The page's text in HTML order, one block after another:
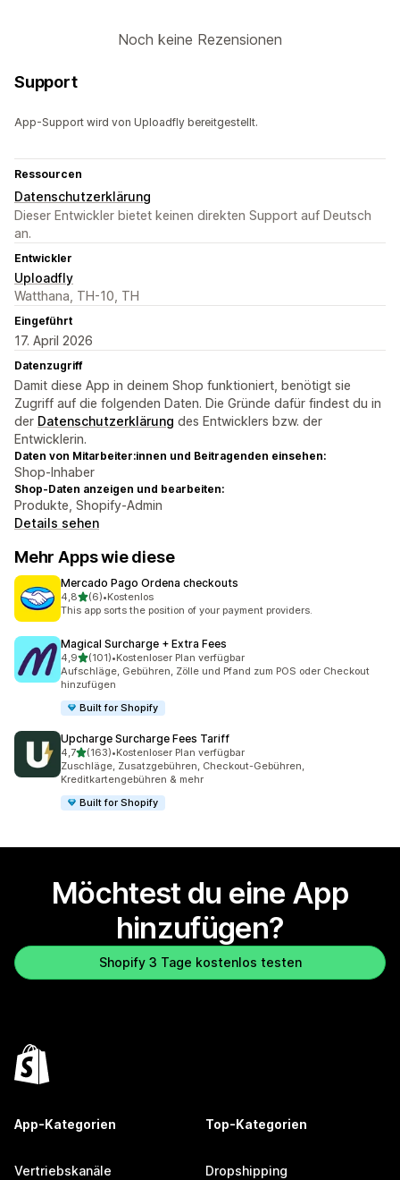
Noch keine Rezensionen
Support
App-Support wird von Uploadfly bereitgestellt.
Ressourcen
Datenschutzerklärung
Dieser Entwickler bietet keinen direkten Support auf Deutsch
an.
Entwickler
Uploadfly
Watthana, TH-10, TH
Eingeführt
17. April 2026
Datenzugriff
Damit diese App in deinem Shop funktioniert, benötigt sie
Zugriff auf die folgenden Daten. Die Gründe dafür findest du in
der Datenschutzerklärung des Entwicklers bzw. der
Entwicklerin.
Daten von Mitarbeiter:innen und Beitragenden einsehen:
Shop-Inhaber
Shop-Daten anzeigen und bearbeiten:
Produkte, Shopify-Admin
Details sehen
Mehr Apps wie diese
Mercado Pago Ordena checkouts
4,8von 5 Sternen
(6)
6 Rezensionen insgesamt
•Kostenlos
This app sorts the position of your payment providers.
Magical Surcharge + Extra Fees
4,9von 5 Sternen
(101)
101 Rezensionen insgesamt
•Kostenloser Plan verfügbar
Aufschläge, Gebühren, Zölle und Pfand zum POS oder Checkout
hinzufügen
Built for Shopify
Upcharge Surcharge Fees Tariff
4,7von 5 Sternen
(163)
163 Rezensionen insgesamt
•Kostenloser Plan verfügbar
Zuschläge, Zusatzgebühren, Checkout-Gebühren,
Kreditkartengebühren & mehr
Built for Shopify
Möchtest du eine App
hinzufügen?
Shopify 3 Tage kostenlos testen
App-Kategorien
Vertriebskanäle
Top-Kategorien
Dropshipping